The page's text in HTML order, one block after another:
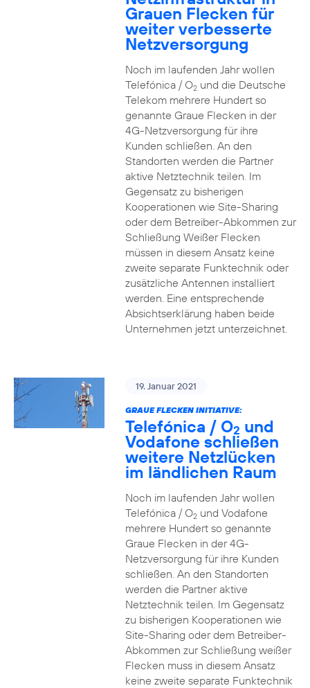
Grauen Flecken für
weiter verbesserte
Netzversorgung
Noch im laufenden Jahr wollen
Telefónica / O2und die Deutsche
Telekom mehrere Hundert so
genannte Graue Flecken in der
4G-Netzversorgung für ihre
Kunden schließen. An den
Standorten werden die Partner
aktive Netztechnik teilen. Im
Gegensatz zu bisherigen
Kooperationen wie Site-Sharing
oder dem Betreiber-Abkommen zur
Schließung Weißer Flecken
müssen in diesem Ansatz keine
zweite separate Funktechnik oder
zusätzliche Antennen installiert
werden. Eine entsprechende
Absichtserklärung haben beide
Unternehmen jetzt unterzeichnet.
19. Januar 2021
GRAUE FLECKEN INITIATIVE:
Telefónica / O2 und
Vodafone schließen
weitere Netzlücken
im ländlichen Raum
Noch im laufenden Jahr wollen
Telefónica / O2und Vodafone
mehrere Hundert so genannte
Graue Flecken in der 4G-
Netzversorgung für ihre Kunden
schließen. An den Standorten
werden die Partner aktive
Netztechnik teilen. Im Gegensatz
zu bisherigen Kooperationen wie
Site-Sharing oder dem Betreiber-
Abkommen zur Schließung weißer
Flecken muss in diesem Ansatz
keine zweite separate Funktechnik